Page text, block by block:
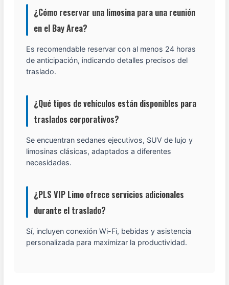
¿Cómo reservar una limosina para una reunión
en el Bay Area?
Es recomendable reservar con al menos 24 horas
de anticipación, indicando detalles precisos del
traslado.
¿Qué tipos de vehículos están disponibles para
traslados corporativos?
Se encuentran sedanes ejecutivos, SUV de lujo y
limosinas clásicas, adaptados a diferentes
necesidades.
¿PLS VIP Limo ofrece servicios adicionales
durante el traslado?
Sí, incluyen conexión Wi-Fi, bebidas y asistencia
personalizada para maximizar la productividad.